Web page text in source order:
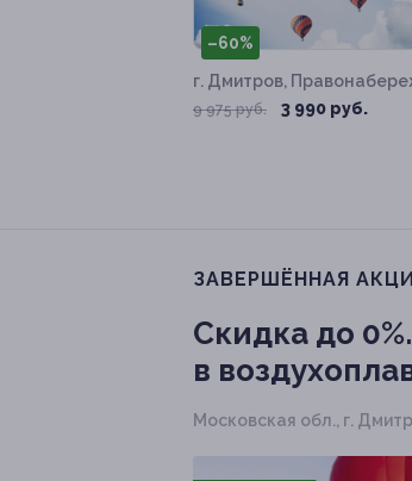
–60%
г. Дмитров,
ул, д. 1Б
9 975 руб. 3 990 руб.
ЗАВЕРШЁННАЯ
Скидка до 0%.
в
Московская обл., г.